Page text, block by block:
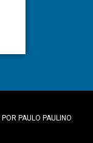
POR PAULO PAULINO